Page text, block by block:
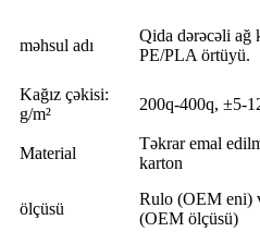
məhsul adı
Qida dərəcəli ağ
PE/PLA örtüyü.
Kağız çəkisi:
g/m²
200q-400q, ±5-
Material
Təkrar emal
karton
ölçüsü
Rulo (OEM eni)
(OEM ölçüsü)